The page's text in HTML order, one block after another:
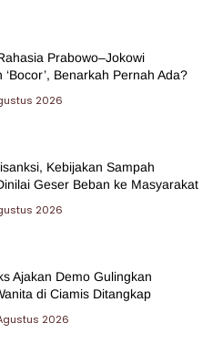
Prabowo–Jokowi
‘Bocor’, Benarkah Pernah Ada?
2026
Kebijakan Sampah
Geser Beban ke Masyarakat
2026
Ajakan Demo Gulingkan
di Ciamis Ditangkap
2026